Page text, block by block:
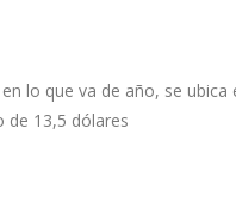
lo que va de año, se
de 13,5 dólares